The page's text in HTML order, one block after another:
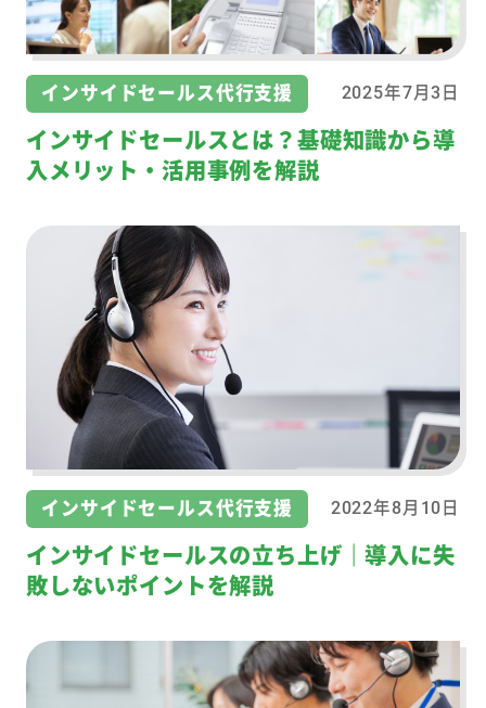
インサイドセールス代行支援 2025年7月3日
インサイドセールスとは？基礎知識から導
入メリット・活用事例を解説
インサイドセールス代行支援 2022年8月10日
インサイドセールスの立ち上げ｜導入に失
敗しないポイントを解説